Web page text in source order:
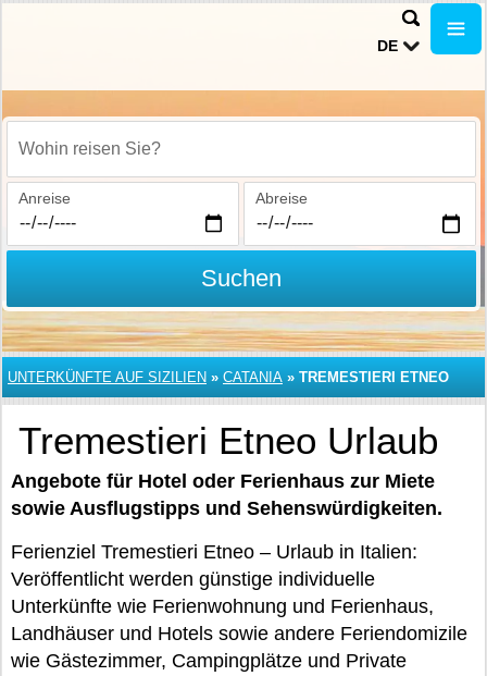
DE
Wohin reisen Sie?
Anreise Abreise
Suchen
UNTERKÜNFTE AUF SIZILIEN » CATANIA » TREMESTIERI ETNEO
Tremestieri Etneo Urlaub
Angebote für Hotel oder Ferienhaus zur Miete
sowie Ausflugstipps und Sehenswürdigkeiten.
Ferienziel Tremestieri Etneo – Urlaub in Italien:
Veröffentlicht werden günstige individuelle
Unterkünfte wie Ferienwohnung und Ferienhaus,
Landhäuser und Hotels sowie andere Feriendomizile
wie Gästezimmer, Campingplätze und Private